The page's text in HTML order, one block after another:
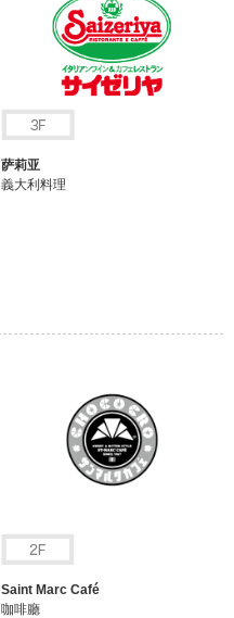
萨莉亚
義大利料理
Saint Marc Café
咖啡廳